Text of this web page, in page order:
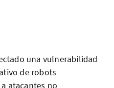
una vulnerabilidad
de robots
atacantes no